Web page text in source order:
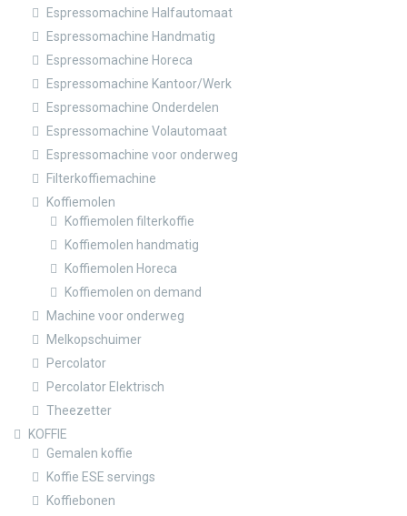
Espressomachine Halfautomaat
Espressomachine Handmatig
Espressomachine Horeca
Espressomachine Kantoor/Werk
Espressomachine Onderdelen
Espressomachine Volautomaat
Espressomachine voor onderweg
Filterkoffiemachine
Koffiemolen
Koffiemolen filterkoffie
Koffiemolen handmatig
Koffiemolen Horeca
Koffiemolen on demand
Machine voor onderweg
Melkopschuimer
Percolator
Percolator Elektrisch
Theezetter
KOFFIE
Gemalen koffie
Koffie ESE servings
Koffiebonen